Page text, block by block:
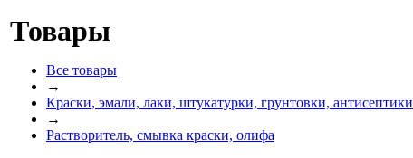
Товары
Все товары
→
Краски, эмали, лаки, штукатурки, грунтовки, антисептики
→
Растворитель, смывка краски, олифа